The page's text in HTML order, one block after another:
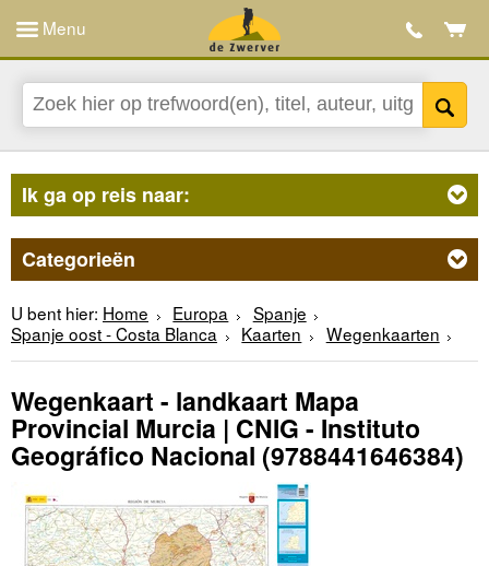
Menu
Ik ga op reis naar:
Categorieën
U bent hier: Home Europa
Spanje
Spanje oost - Costa Blanca
Kaarten Wegenkaarten
Wegenkaart - landkaart Mapa
Provincial Murcia | CNIG - Instituto
Geográfico Nacional (9788441646384)